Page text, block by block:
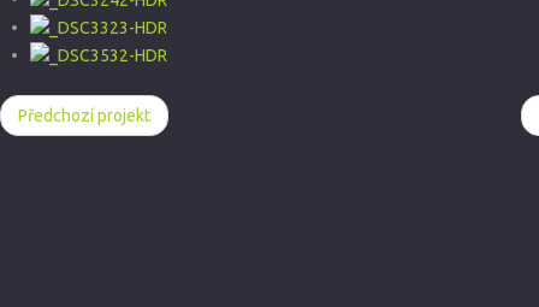
Předchozí projekt